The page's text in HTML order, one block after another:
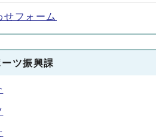
せフォーム
ツ振興課